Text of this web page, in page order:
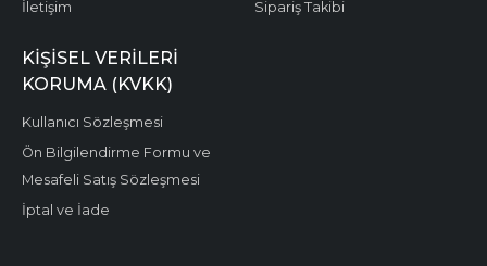
İletişim
Sipariş Takibi
KIŞISEL VERILERI
KORUMA (KVKK)
Kullanıcı Sözleşmesi
Ön Bilgilendirme Formu ve
Mesafeli Satış Sözleşmesi
İptal ve İade